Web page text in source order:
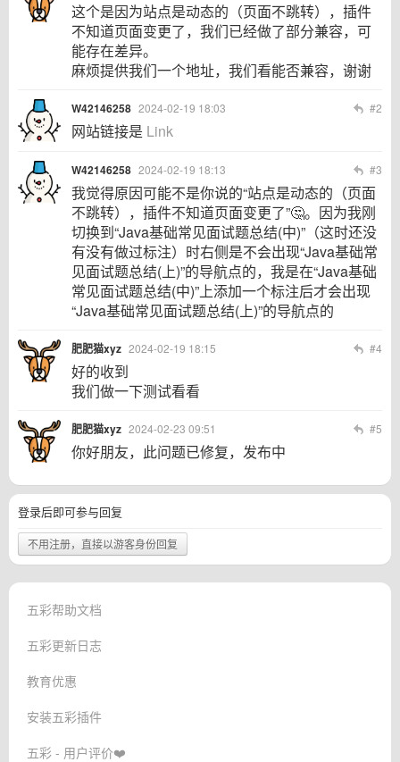
这个是因为站点是动态的（页面不跳转），插件
不知道页面变更了，我们已经做了部分兼容，可
能存在差异。
麻烦提供我们一个地址，我们看能否兼容，谢谢
W42146258 2024-02-19 18:03 #2
网站链接是 Link
W42146258 2024-02-19 18:13 #3
我觉得原因可能不是你说的“站点是动态的（页面
不跳转），插件不知道页面变更了”🤔。因为我刚
切换到“Java基础常见面试题总结(中)”（这时还没
有没有做过标注）时右侧是不会出现“Java基础常
见面试题总结(上)”的导航点的，我是在“Java基础
常见面试题总结(中)”上添加一个标注后才会出现
“Java基础常见面试题总结(上)”的导航点的
肥肥猫xyz 2024-02-19 18:15 #4
好的收到
我们做一下测试看看
肥肥猫xyz 2024-02-23 09:51 #5
你好朋友，此问题已修复，发布中
登录后即可参与回复
不用注册，直接以游客身份回复
五彩帮助文档
五彩更新日志
教育优惠
安装五彩插件
五彩 - 用户评价❤️